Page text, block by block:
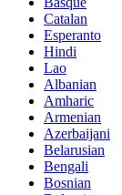
Catalan
Esperanto
Hindi
Lao
Albanian
Amharic
Armenian
Azerbaijani
Belarusian
Bengali
Bosnian